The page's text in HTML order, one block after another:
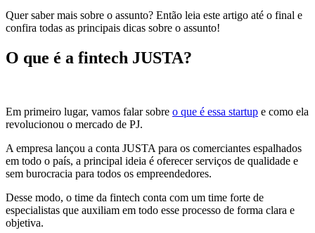
Quer saber mais sobre o assunto? Então leia este artigo até o final e
confira todas as principais dicas sobre o assunto!
O que é a fintech JUSTA?
Em primeiro lugar, vamos falar sobre o que é essa startup e como ela
revolucionou o mercado de PJ.
A empresa lançou a conta JUSTA para os comerciantes espalhados
em todo o país, a principal ideia é oferecer serviços de qualidade e
sem burocracia para todos os empreendedores.
Desse modo, o time da fintech conta com um time forte de
especialistas que auxiliam em todo esse processo de forma clara e
objetiva.